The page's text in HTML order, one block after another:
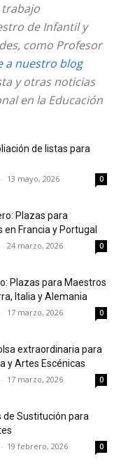
de Infantil y
como Profesor
a nuestro blog
y otras noticias
en la Educación
de listas para
- 13 mayo, 2026 0
Plazas para
Francia y Portugal
- 24 marzo, 2026 0
Plazas para Maestros
Italia y Alemania
- 17 marzo, 2026 0
extraordinaria para
y Artes Escénicas
- 17 marzo, 2026 0
de Sustitución para
- 19 febrero, 2026 0